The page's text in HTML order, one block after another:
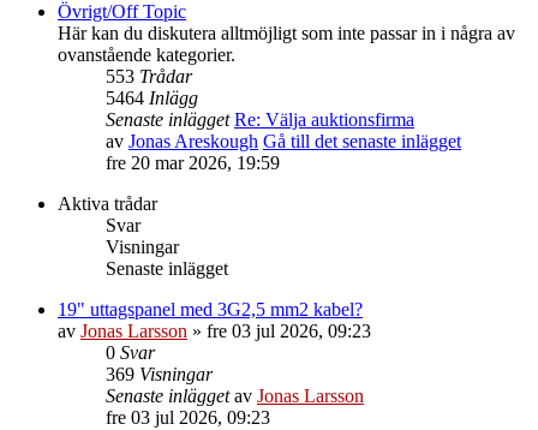
Övrigt/Off Topic
Här kan du diskutera alltmöjligt som inte passar in i några av
ovanstående kategorier.
553 Trådar
5464 Inlägg
Senaste inlägget Re: Välja auktionsfirma
av Jonas Areskough Gå till det senaste inlägget
fre 20 mar 2026, 19:59
Aktiva trådar
Svar
Visningar
Senaste inlägget
19" uttagspanel med 3G2,5 mm2 kabel?
av Jonas Larsson » fre 03 jul 2026, 09:23
0 Svar
369 Visningar
Senaste inläggetav Jonas Larsson
fre 03 jul 2026, 09:23